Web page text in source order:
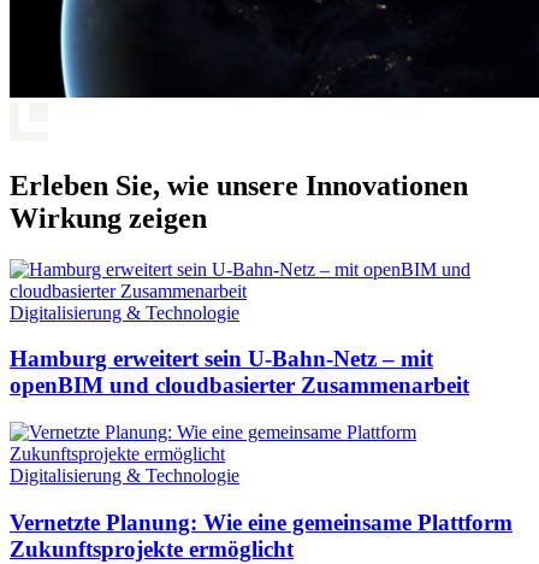
Erleben Sie, wie unsere Innovationen
Wirkung zeigen
Digitalisierung & Technologie
Hamburg erweitert sein U-Bahn-Netz – mit
openBIM und cloudbasierter Zusammenarbeit
Digitalisierung & Technologie
Vernetzte Planung: Wie eine gemeinsame Plattform
Zukunftsprojekte ermöglicht